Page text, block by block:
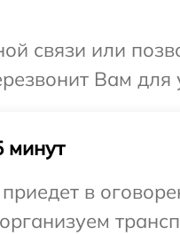
связи или
Вам
минут
в